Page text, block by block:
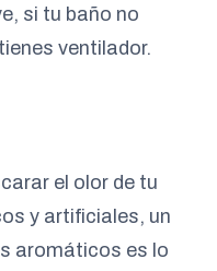
si tu baño no
ventilador.
el olor de tu
y artificiales, un
aromáticos es lo